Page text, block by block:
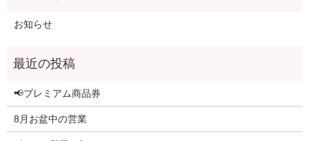
お知らせ
📢プレミアム商品券
8月お盆中の営業